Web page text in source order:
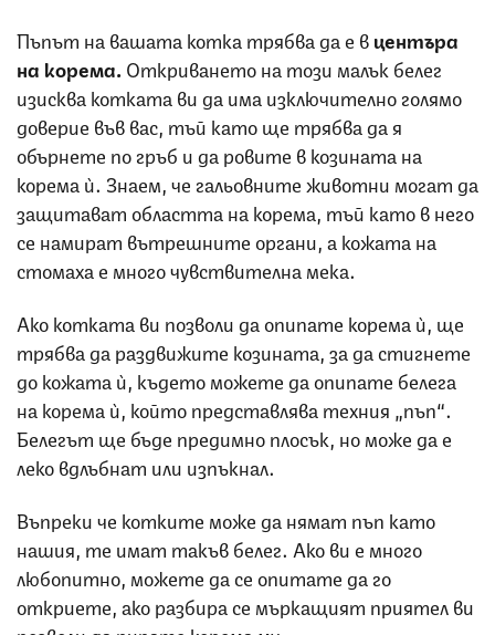
Пъпът на вашата котка трябва да е вцентъра
на корема. Откриването на този малък белег
изисква котката ви да има изключително голямо
доверие във вас, тъй като ще трябва да я
обърнете по гръб и да ровите в козината на
корема ѝ. Знаем, че гальовните животни могат да
защитават областта на корема, тъй като в него
се намират вътрешните органи, а кожата на
стомаха е много чувствителна мека.
Ако котката ви позволи да опипате корема ѝ, ще
трябва да раздвижите козината, за да стигнете
до кожата ѝ, където можете да опипате белега
на корема ѝ, който представлява техния „пъп“.
Белегът ще бъде предимно плосък, но може да е
леко вдлъбнат или изпъкнал.
Въпреки че котките може да нямат пъп като
нашия, те имат такъв белег. Ако ви е много
любопитно, можете да се опитате да го
откриете, ако разбира се мъркащият приятел ви